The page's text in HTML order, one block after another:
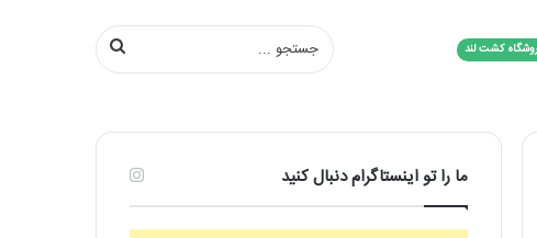
کشت لند جستجو
ما را تو اینستاگرام دنبال کنید